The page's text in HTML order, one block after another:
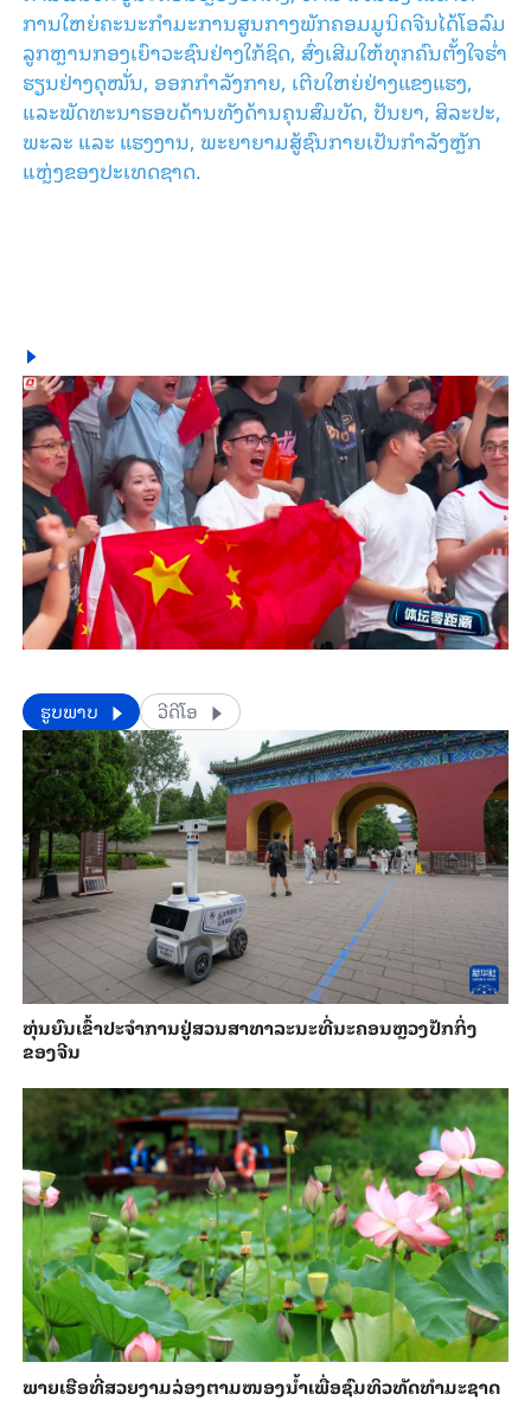
ການ​ໃຫຍ່​ຄະ​ນະ​ກຳ​ມະ​ການ​ສູນ​ກາງ​ພັກ​ຄອມ​ມູ​ນິດ​ຈີນ​ໄດ້​​ໂອ​ລົມ​
ລູກ​ຫຼານກອງ​ເຍົາ​ວະ​ຊົນ​​ຢ່າງ​ໃກ້​ຊິດ, ສົ່ງ​ເສີມ​ໃຫ້​ທຸກ​ຄົນ​ຕັ້ງ​ໃຈ​ຮ່ຳ​
ຮຽນຢ່າງ​ດຸ​ໝັ່ນ, ອອກ​ກຳ​ລັງ​ກາຍ, ເຕີບ​ໃຫຍ່​ຢ່າງ​ແຂງ​ແຮງ,
ແລະ​ພັດ​ທະ​ນາ​​ຮອບ​ດ້ານ​ທັງ​ດ້ານ​ຄຸນ​ສົມ​ບັດ, ​ປັນ​ຍາ, ​ສິ​ລະ​ປະ,
ພະ​ລະ ແລະ ​ແຮງ​ງານ, ພະ​ຍາ​ຍາມ​ສູ້​ຊົນ​ກາຍ​ເປັນ​ກຳ​ລັງ​ຫຼັກ​
ແຫຼ່ງ​ຂອງ​ປະ​ເທດ​ຊາດ.
​​ຮູບພາບ ວີດີໂອ
​ຫຸ່ນ​ຍົນ​ເຂົ້າ​ປະ​ຈຳ​ການ​ຢູ່​ສວນ​ສາ​ທາ​ລະ​ນະ​ທີ່​ນະ​ຄອນຫຼວງ​ປັກ​ກິ່ງ​
ຂອງ​ຈີນ
ພາຍ​ເຮືອທີ່​ສວຍ​ງາມ​ລ່ອງ​ຕາມ​​ໜອງນ້ຳ​​ເພື່ອ​ຊົມ​ທິວ​ທັດ​ທຳ​ມະ​ຊາດ